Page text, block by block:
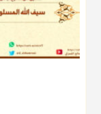
دفعزكاة الفطر
دفعها للبعيد ولا
منذ 3 شهر